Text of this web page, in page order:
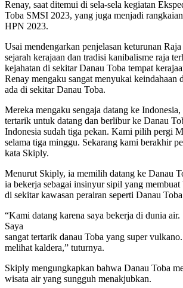
Renay, saat ditemui di sela-sela kegiatan
Toba SMSI 2023, yang juga menjadi
HPN 2023.
Usai mendengarkan penjelasan keturunan
sejarah kerajaan dan tradisi kanibalisme raja
kejahatan di sekitar Danau Toba tempat
Renay mengaku sangat menyukai keindahaan
ada di sekitar Danau Toba.
Mereka mengaku sengaja datang ke Indonesia,
tertarik untuk datang dan berlibur ke Danau
Indonesia sudah tiga pekan. Kami pilih pergi
selama tiga minggu. Sekarang kami berakhir
kata Skiply.
Menurut Skiply, ia memilih datang ke Danau
ia bekerja sebagai insinyur sipil yang membuat
di sekitar kawasan perairan seperti Danau
“Kami datang karena saya bekerja di dunia
Saya
sangat tertarik danau Toba yang super
melihat kaldera,” tuturnya.
Skiply mengungkapkan bahwa Danau Toba
wisata air yang sungguh menakjubkan.